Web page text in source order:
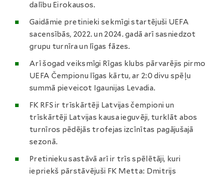
dalību Eirokausos.
Gaidāmie pretinieki sekmīgi startējuši UEFA
sacensībās, 2022. un 2024. gadā arī sasniedzot
grupu turnīra un līgas fāzes.
Arī šogad veiksmīgi Rīgas klubs pārvarējis pirmo
UEFA Čempionu līgas kārtu, ar 2:0 divu spēļu
summā pieveicot Igaunijas Levadia.
FK RFS ir trīskārtēji Latvijas čempioni un
trīskārtēji Latvijas kausa ieguvēji, turklāt abos
turnīros pēdējās trofejas izcīnītas pagājušajā
sezonā.
Pretinieku sastāvā arī ir trīs spēlētāji, kuri
iepriekš pārstāvējuši FK Metta: Dmitrijs